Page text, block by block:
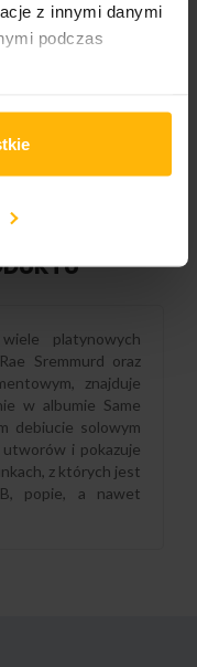
z innymi danymi
podczas
platynowych
Sremmurd oraz
znajduje
w albumie Same
debiucie solowym
i pokazuje
z których jest
popie, a nawet